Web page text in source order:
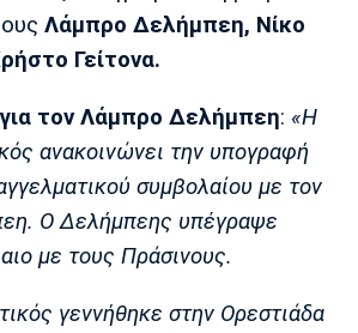
Ρεάλ
Ατλέτικο
Λάμπρο Δελήμπεη, Νίκο
Γείτονα.
τον Λάμπρο Δελήμπεη: «Η
ανακοινώνει την υπογραφή
συμβολαίου με τον
Ο Δελήμπεης υπέγραψε
με τους Πράσινους.
γεννήθηκε στην Ορεστιάδα